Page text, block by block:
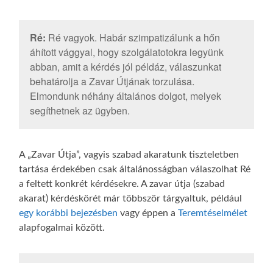
Ré: Ré vagyok. Habár szimpatizálunk a hőn
áhított vággyal, hogy szolgálatotokra legyünk
abban, amit a kérdés jól példáz, válaszunkat
behatárolja a Zavar Útjának torzulása.
Elmondunk néhány általános dolgot, melyek
segíthetnek az ügyben.
A „Zavar Útja”, vagyis szabad akaratunk tiszteletben
tartása érdekében csak általánosságban válaszolhat Ré
a feltett konkrét kérdésekre. A zavar útja (szabad
akarat) kérdéskörét már többször tárgyaltuk, például
egy korábbi bejezésben vagy éppen aTeremtéselmélet
alapfogalmai között.